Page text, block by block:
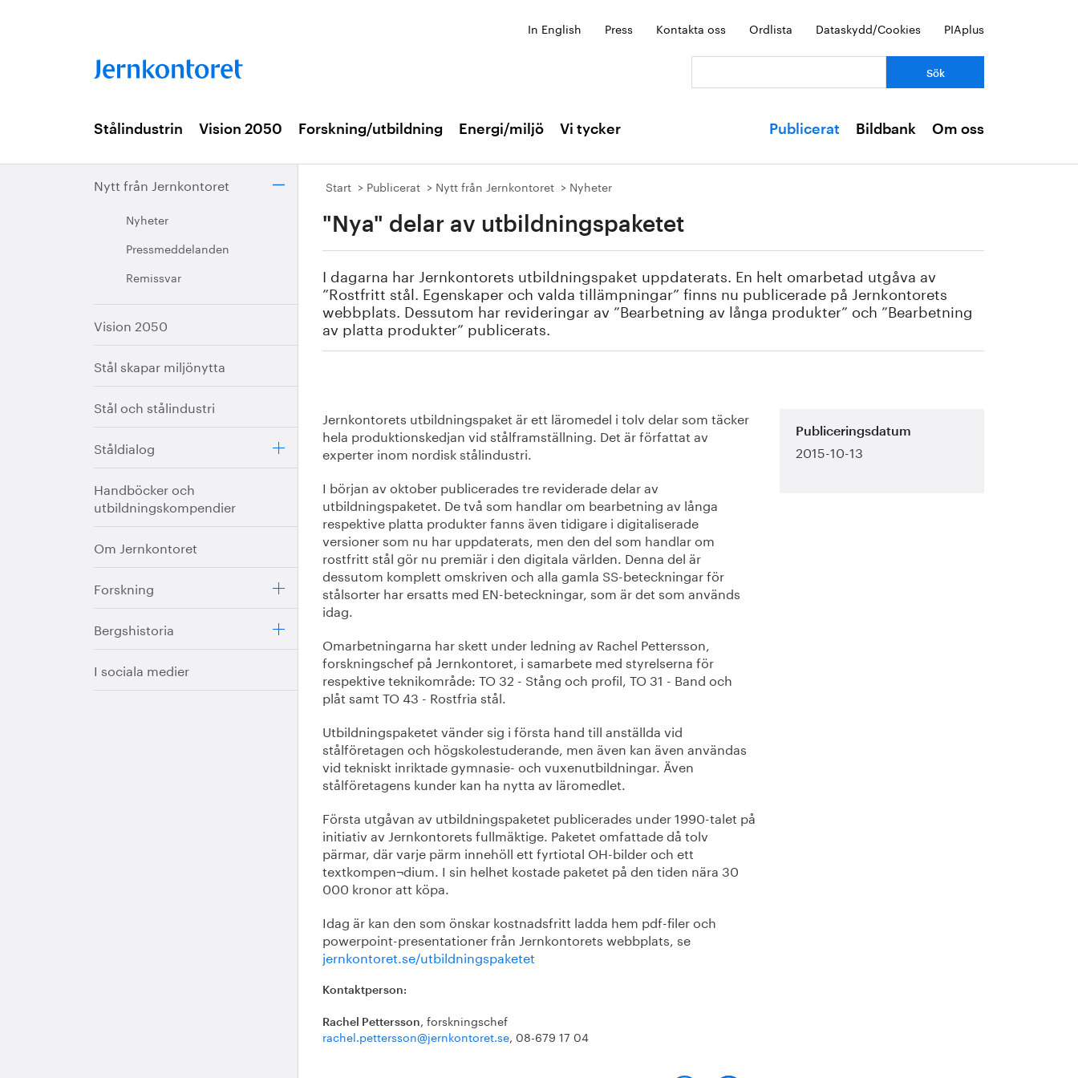
In English Press Kontakta oss Ordlista Dataskydd/Cookies PIAplus
Stålindustrin Vision 2050 Forskning/utbildning Energi/miljö Vi tycker Publicerat Bildbank Om oss
Nytt från Jernkontoret
Nyheter
Pressmeddelanden
Remissvar
Vision 2050
Stål skapar miljönytta
Stål och stålindustri
Ståldialog
Handböcker och
utbildningskompendier
Om Jernkontoret
Forskning
Bergshistoria
I sociala medier
Start Publicerat Nytt från Jernkontoret Nyheter
"Nya" delar av utbildningspaketet
I dagarna har Jernkontorets utbildningspaket uppdaterats. En helt omarbetad utgåva av
”Rostfritt stål. Egenskaper och valda tillämpningar” finns nu publicerade på Jernkontorets
webbplats. Dessutom har revideringar av ”Bearbetning av långa produkter” och ”Bearbetning
av platta produkter” publicerats.
Jernkontorets utbildningspaket är ett läromedel i tolv delar som täcker
hela produktionskedjan vid stålframställning. Det är författat av
experter inom nordisk stålindustri.
I början av oktober publicerades tre reviderade delar av
utbildningspaketet. De två som handlar om bearbetning av långa
respektive platta produkter fanns även tidigare i digitaliserade
versioner som nu har uppdaterats, men den del som handlar om
rostfritt stål gör nu premiär i den digitala världen. Denna del är
dessutom komplett omskriven och alla gamla SS-beteckningar för
stålsorter har ersatts med EN-beteckningar, som är det som används
idag.
Omarbetningarna har skett under ledning av Rachel Pettersson,
forskningschef på Jernkontoret, i samarbete med styrelserna för
respektive teknikområde: TO 32 - Stång och profil, TO 31 - Band och
plåt samt TO 43 - Rostfria stål.
Utbildningspaketet vänder sig i första hand till anställda vid
stålföretagen och högskolestuderande, men även kan även användas
vid tekniskt inriktade gymnasie- och vuxenutbildningar. Även
stålföretagens kunder kan ha nytta av läromedlet.
Första utgåvan av utbildningspaketet publicerades under 1990-talet på
initiativ av Jernkontorets fullmäktige. Paketet omfattade då tolv
pärmar, där varje pärm innehöll ett fyrtiotal OH-bilder och ett
textkompen¬dium. I sin helhet kostade paketet på den tiden nära 30
000 kronor att köpa.
Idag är kan den som önskar kostnadsfritt ladda hem pdf-filer och
powerpoint-presentationer från Jernkontorets webbplats, se
jernkontoret.se/utbildningspaketet
Kontaktperson:
Rachel Pettersson, forskningschef
rachel.pettersson@jernkontoret.se, 08-679 17 04
Publiceringsdatum
2015-10-13